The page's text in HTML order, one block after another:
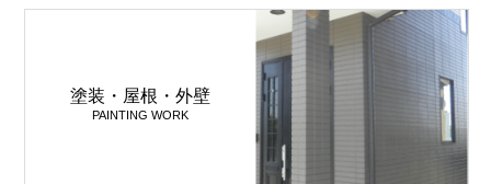
塗装・屋根・外壁
PAINTING WORK